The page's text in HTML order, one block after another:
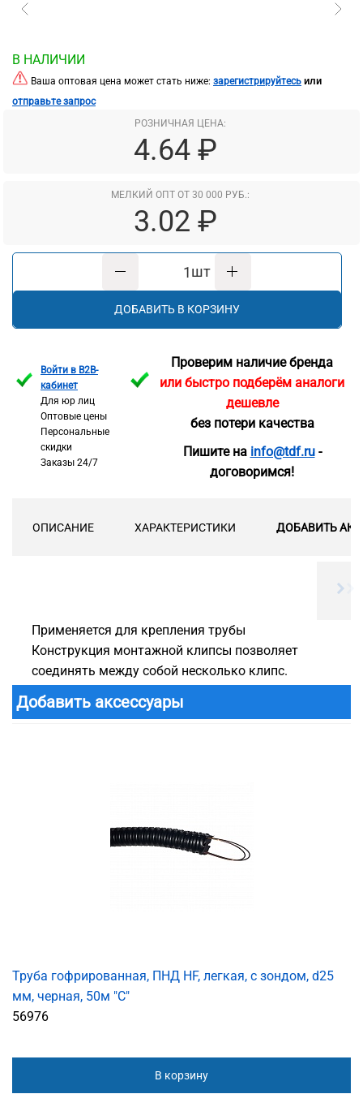
В НАЛИЧИИ
Ваша оптовая цена может стать ниже: зарегистрируйтесь или
отправьте запрос
РОЗНИЧНАЯ ЦЕНА:
4.64 ₽
МЕЛКИЙ ОПТ ОТ 30 000 РУБ.:
3.02 ₽
шт
ДОБАВИТЬ В КОРЗИНУ
Войти в B2B-
кабинет
Для юр лиц
Оптовые цены
Персональные
скидки
Заказы 24/7
Проверим наличие бренда
или быстро подберём аналоги
дешевле
без потери качества
Пишите на info@tdf.ru-
договоримся!
ОПИСАНИЕ ХАРАКТЕРИСТИКИ ДОБАВИТЬ
Применяется для крепления трубы
Конструкция монтажной клипсы позволяет
соединять между собой несколько клипс.
Добавить аксессуары
Труба гофрированная, ПНД HF, легкая, с зондом, d25
мм, черная, 50м "С"
56976
В корзину